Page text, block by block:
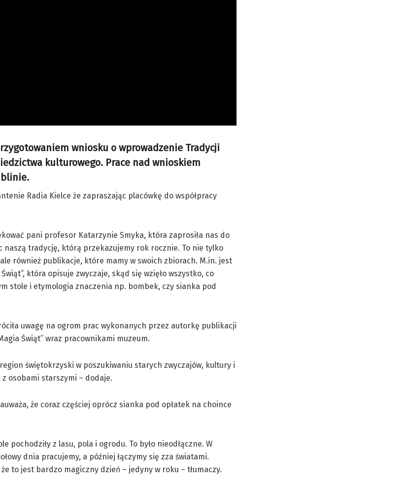
wniosku o wprowadzenie Tradycji
kulturowego. Prace nad wnioskiem
Radia Kielce że zapraszając placówkę do współpracy
pani profesor Katarzynie Smyka, która zaprosiła nas do
naszą tradycję, którą przekazujemy rok rocznie. To nie tylko
również publikacje, które mamy w swoich zbiorach. M.in. jest
która opisuje zwyczaje, skąd się wzięło wszystko, co
stole i etymologia znaczenia np. bombek, czy sianka pod
uwagę na ogrom prac wykonanych przez autorkę publikacji
Świąt” wraz pracownikami muzeum.
region świętokrzyski w poszukiwaniu starych zwyczajów, kultury i
osobami starszymi – dodaje.
że coraz częściej oprócz sianka pod opłatek na choince
pochodziły z lasu, pola i ogrodu. To było nieodłączne. W
dnia pracujemy, a później łączymy się zza światami.
to jest bardzo magiczny dzień – jedyny w roku – tłumaczy.